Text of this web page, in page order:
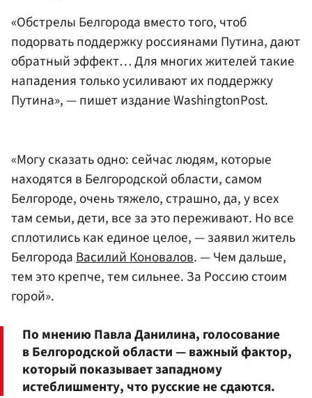
«Обстрелы Белгорода вместо того, чтоб
подорвать поддержку россиянами Путина, дают
обратный эффект… Для многих жителей такие
нападения только усиливают их поддержку
Путина», — пишет издание WashingtonPost.
«Могу сказать одно: сейчас людям, которые
находятся в Белгородской области, самом
Белгороде, очень тяжело, страшно, да, у всех
там семьи, дети, все за это переживают. Но все
сплотились как единое целое, — заявил житель
БелгородаВасилий Коновалов. — Чем дальше,
тем это крепче, тем сильнее. За Россию стоим
горой».
По мнению Павла Данилина, голосование
в Белгородской области — важный фактор,
который показывает западному
истеблишменту, что русские не сдаются.